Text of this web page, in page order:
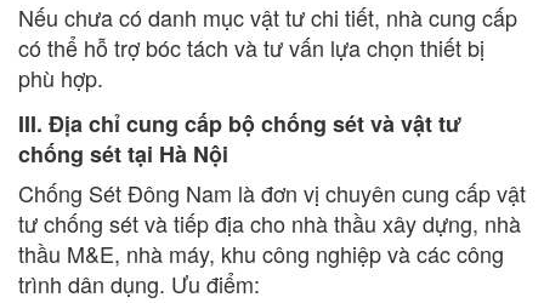
Nếu chưa có danh mục vật tư chi tiết, nhà cung cấp
có thể hỗ trợ bóc tách và tư vấn lựa chọn thiết bị
phù hợp.
III. Địa chỉ cung cấp bộ chống sét và vật tư
chống sét tại Hà Nội
Chống Sét Đông Nam là đơn vị chuyên cung cấp vật
tư chống sét và tiếp địa cho nhà thầu xây dựng, nhà
thầu M&E, nhà máy, khu công nghiệp và các công
trình dân dụng. Ưu điểm: